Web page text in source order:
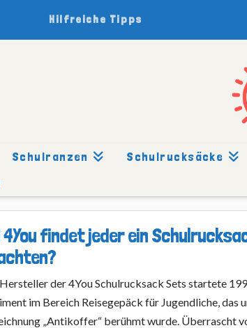
Hilfreiche Tipps
Schulranzen Schulrucksäcke
4You findet jeder ein
der 4You Schulrucksack Sets startete
im Bereich Reisegepäck für Jugendliche, das
„Antikoffer“ berühmt wurde. Überrascht